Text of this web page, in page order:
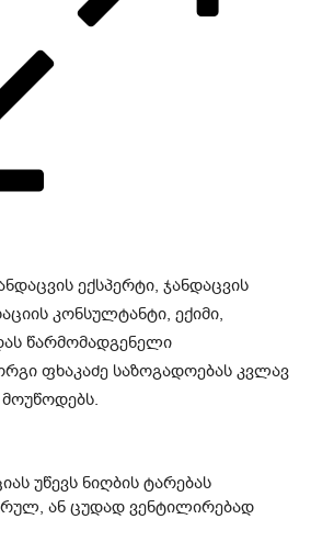
ექსპერტი, ჯანდაცვის
კონსულტანტი, ექიმი,
წარმომადგენელი
ფხაკაძე საზოგადოებას კვლავ
მოუწოდებს.
უწევს ნიღბის ტარებას
ან ცუდად ვენტილირებად